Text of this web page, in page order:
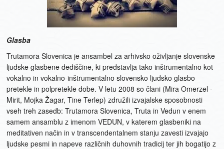
Glasba
Trutamora Slovenica je ansambel za arhivsko oživljanje slovenske
ljudske glasbene dediščine, ki predstavlja tako inštrumentalno kot
vokalno in vokalno-inštrumentalno slovensko ljudsko glasbo
pretekle in polpretekle dobe. V letu 2008 so člani (Mira Omerzel -
Mirit, Mojka Žagar, Tine Terlep) združili izvajalske sposobnosti
vseh treh zasedb: Trutamora Slovenica, Truta in Vedun v enem
samem ansamblu z imenom VEDUN, v katerem glasbeniki na
meditativen način in v transcendentalnem stanju zavesti izvajajo
ljudske pesmi in napeve različnih duhovnih tradicij ter jih bogatijo z